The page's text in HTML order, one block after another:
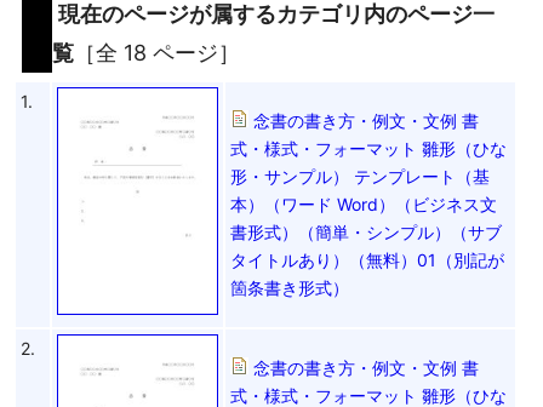
現在のページが属するカテゴリ内のページ一
覧 ［全 18 ページ］
1.
念書の書き方・例文・文例 書
式・様式・フォーマット 雛形（ひな
形・サンプル） テンプレート（基
本）（ワード Word）（ビジネス文
書形式）（簡単・シンプル）（サブ
タイトルあり）（無料）01（別記が
箇条書き形式）
2.
念書の書き方・例文・文例 書
式・様式・フォーマット 雛形（ひな